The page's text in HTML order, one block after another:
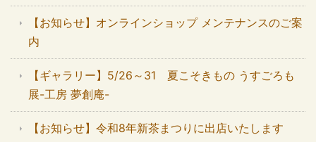
【お知らせ】オンラインショップ メンテナンスのご案
内
【ギャラリー】5/26～31 夏こそきもの うすごろも
展-工房 夢創庵-
【お知らせ】令和8年新茶まつりに出店いたします